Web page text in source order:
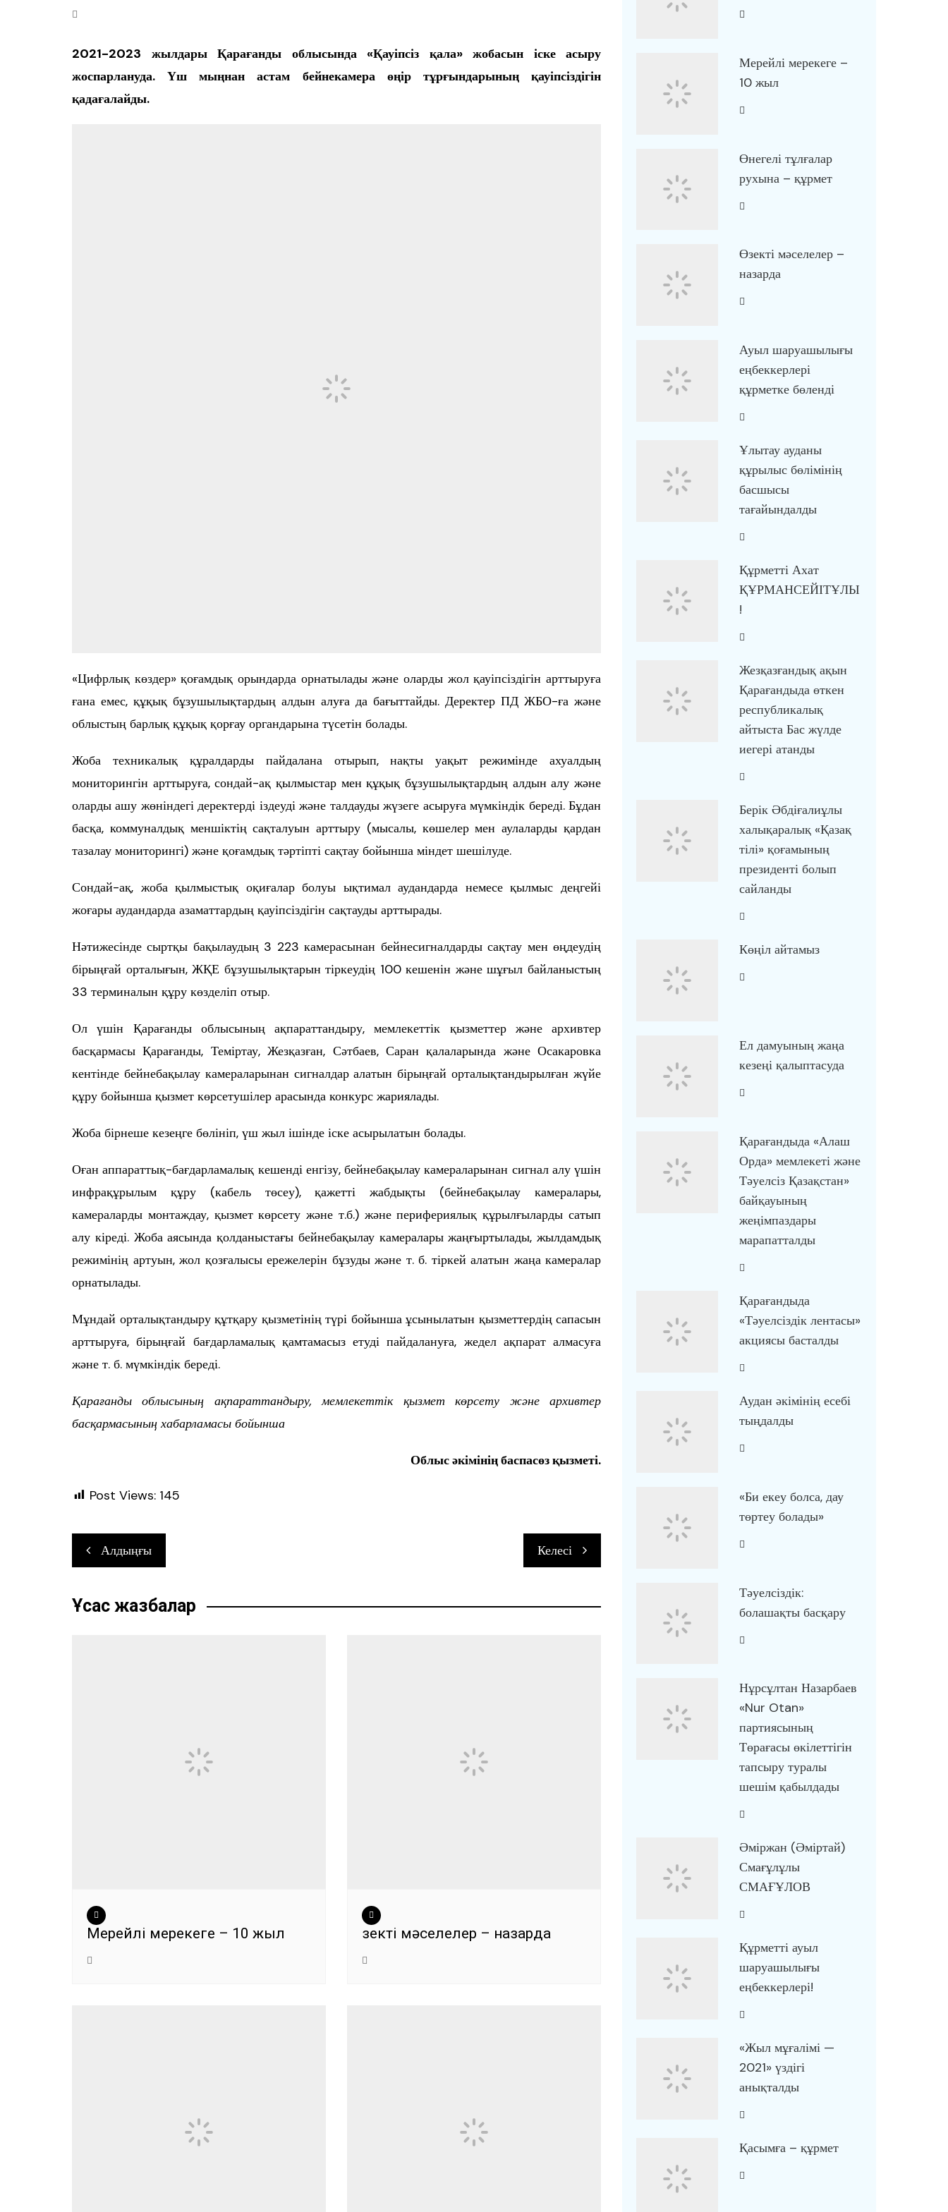
2021-2023 жылдары Қарағанды облысында «Қауіпсіз қала» жобасын іске асыру
жоспарлануда. Үш мыңнан астам бейнекамера өңір тұрғындарының қауіпсіздігін
қадағалайды.
«Цифрлық көздер» қоғамдық орындарда орнатылады және оларды жол қауіпсіздігін арттыруға
ғана емес, құқық бұзушылықтардың алдын алуға да бағыттайды. Деректер ПД ЖБО-ға және
облыстың барлық құқық қорғау органдарына түсетін болады.
Жоба техникалық құралдарды пайдалана отырып, нақты уақыт режимінде ахуалдың
мониторингін арттыруға, сондай-ақ қылмыстар мен құқық бұзушылықтардың алдын алу және
оларды ашу жөніндегі деректерді іздеуді және талдауды жүзеге асыруға мүмкіндік береді. Бұдан
басқа, коммуналдық меншіктің сақталуын арттыру (мысалы, көшелер мен аулаларды қардан
тазалау мониторингі) және қоғамдық тәртіпті сақтау бойынша міндет шешілуде.
Сондай-ақ, жоба қылмыстық оқиғалар болуы ықтимал аудандарда немесе қылмыс деңгейі
жоғары аудандарда азаматтардың қауіпсіздігін сақтауды арттырады.
Нәтижесінде сыртқы бақылаудың 3 223 камерасынан бейнесигналдарды сақтау мен өңдеудің
бірыңғай орталығын, ЖҚЕ бұзушылықтарын тіркеудің 100 кешенін және шұғыл байланыстың
33 терминалын құру көзделіп отыр.
Ол үшін Қарағанды облысының ақпараттандыру, мемлекеттік қызметтер және архивтер
басқармасы Қарағанды, Теміртау, Жезқазған, Сәтбаев, Саран қалаларында және Осакаровка
кентінде бейнебақылау камераларынан сигналдар алатын бірыңғай орталықтандырылған жүйе
құру бойынша қызмет көрсетушілер арасында конкурс жариялады.
Жоба бірнеше кезеңге бөлініп, үш жыл ішінде іске асырылатын болады.
Оған аппараттық-бағдарламалық кешенді енгізу, бейнебақылау камераларынан сигнал алу үшін
инфрақұрылым құру (кабель төсеу), қажетті жабдықты (бейнебақылау камералары,
камераларды монтаждау, қызмет көрсету және т.б.) және перифериялық құрылғыларды сатып
алу кіреді. Жоба аясында қолданыстағы бейнебақылау камералары жаңғыртылады, жылдамдық
режимінің артуын, жол қозғалысы ережелерін бұзуды және т. б. тіркей алатын жаңа камералар
орнатылады.
Мұндай орталықтандыру құтқару қызметінің түрі бойынша ұсынылатын қызметтердің сапасын
арттыруға, бірыңғай бағдарламалық қамтамасыз етуді пайдалануға, жедел ақпарат алмасуға
және т. б. мүмкіндік береді.
Қарағанды облысының ақпараттандыру, мемлекеттік қызмет көрсету және архивтер
басқармасының хабарламасы бойынша
Облыс әкімінің баспасөз қызметі.
Post Views: 145
Навигация
по
записям
Алдыңғы Келесі
Ұқсас жазбалар
Мерейлі мерекеге – 10 жыл Өзекті мәселелер – назарда
Мерейлі мерекеге –
10 жыл
Өнегелі тұлғалар
рухына – құрмет
Өзекті мәселелер –
назарда
Ауыл шаруашылығы
еңбеккерлері
құрметке бөленді
Ұлытау ауданы
құрылыс бөлімінің
басшысы
тағайындалды
Құрметті Ахат
ҚҰРМАНСЕЙІТҰЛЫ
!
Жезқазғандық ақын
Қарағандыда өткен
республикалық
айтыста Бас жүлде
иегері атанды
Берік Әбдіғалиұлы
халықаралық «Қазақ
тілі» қоғамының
президенті болып
сайланды
Көңіл айтамыз
Ел дамуының жаңа
кезеңі қалыптасуда
Қарағандыда «Алаш
Орда» мемлекеті және
Тәуелсіз Қазақстан»
байқауының
жеңімпаздары
марапатталды
Қарағандыда
«Тәуелсіздік лентасы»
акциясы басталды
Аудан әкімінің есебі
тыңдалды
«Би екеу болса, дау
төртеу болады»
Тәуелсіздік:
болашақты басқару
Нұрсұлтан Назарбаев
«Nur Otan»
партиясының
Төрағасы өкілеттігін
тапсыру туралы
шешім қабылдады
Әміржан (Әміртай)
Смағұлұлы
СМАҒҰЛОВ
Құрметті ауыл
шаруашылығы
еңбеккерлері!
«Жыл мұғалімі —
2021» үздігі
анықталды
Қасымға – құрмет